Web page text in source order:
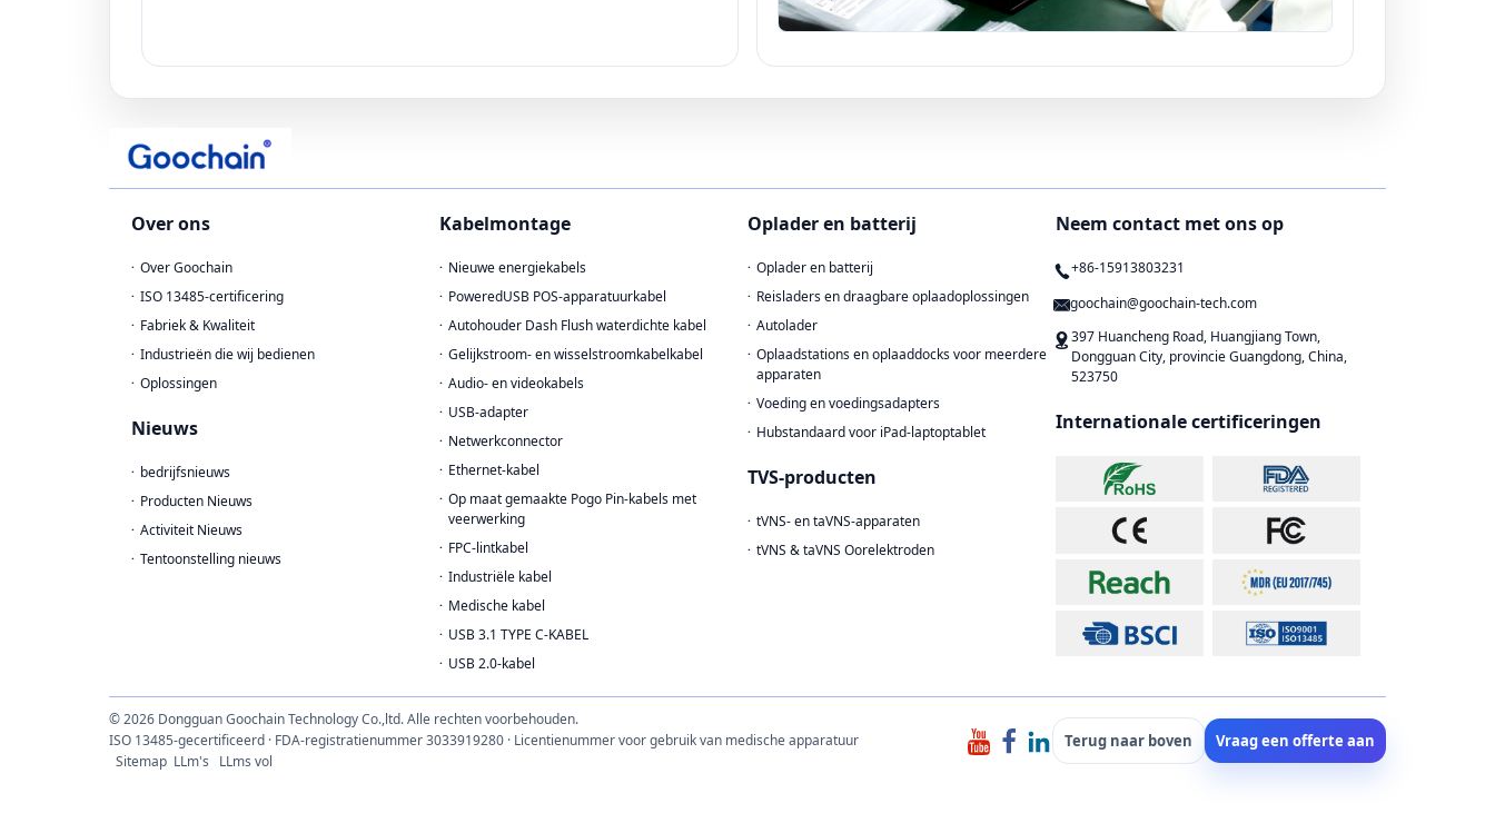
Over ons
Over Goochain
ISO 13485-certificering
Fabriek & Kwaliteit
Industrieën die wij bedienen
Oplossingen
Nieuws
bedrijfsnieuws
Producten Nieuws
Activiteit Nieuws
Tentoonstelling nieuws
Kabelmontage
Nieuwe energiekabels
PoweredUSB POS-apparatuurkabel
Autohouder Dash Flush waterdichte kabel
Gelijkstroom- en wisselstroomkabelkabel
Audio- en videokabels
USB-adapter
Netwerkconnector
Ethernet-kabel
Op maat gemaakte Pogo Pin-kabels met
veerwerking
FPC-lintkabel
Industriële kabel
Medische kabel
USB 3.1 TYPE C-KABEL
USB 2.0-kabel
Oplader en batterij
Oplader en batterij
Reisladers en draagbare oplaadoplossingen
Autolader
Oplaadstations en oplaaddocks voor meerdere
apparaten
Voeding en voedingsadapters
Hubstandaard voor iPad-laptoptablet
TVS-producten
tVNS- en taVNS-apparaten
tVNS & taVNS Oorelektroden
Neem contact met ons op
+86-15913803231
goochain@goochain-tech.com
397 Huancheng Road, Huangjiang Town,
Dongguan City, provincie Guangdong, China,
523750
Internationale certificeringen
© 2026 Dongguan Goochain Technology Co.,ltd. Alle rechten voorbehouden.
ISO 13485-gecertificeerd · FDA-registratienummer 3033919280 · Licentienummer voor gebruik van medische apparatuur
Sitemap LLm's LLms vol
Terug naar boven Vraag een offerte aan